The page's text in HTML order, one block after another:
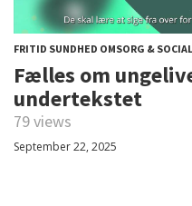
FRITID SUNDHED OMSORG & SOCIAL
Fælles om
undertekstet
79 views
September 22, 2025